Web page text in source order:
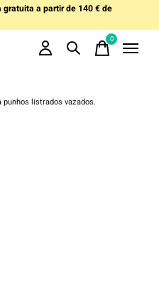
a partir de 140 € de
0items
listrados vazados.